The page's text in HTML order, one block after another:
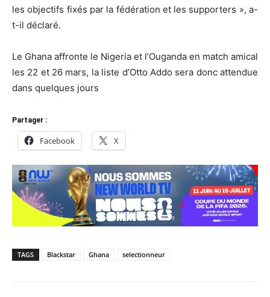
les objectifs fixés par la fédération et les supporters », a-
t-il déclaré.
Le Ghana affronte le Nigeria et l’Ouganda en match amical
les 22 et 26 mars, la liste d’Otto Addo sera donc attendue
dans quelques jours
Partager :
Facebook X
TAGS Blackstar Ghana selectionneur